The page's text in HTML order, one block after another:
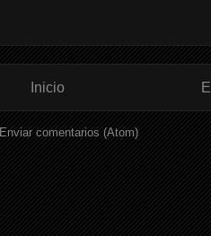
Inicio
Enviar comentarios (Atom)